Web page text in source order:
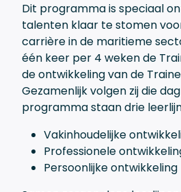
Dit programma is speciaal
talenten klaar te stomen
carrière in de maritieme
één keer per 4 weken de
de ontwikkeling van de
Gezamenlijk volgen zij die
programma staan drie
Vakinhoudelijke
Professionele
Persoonlijke ontwikkeling